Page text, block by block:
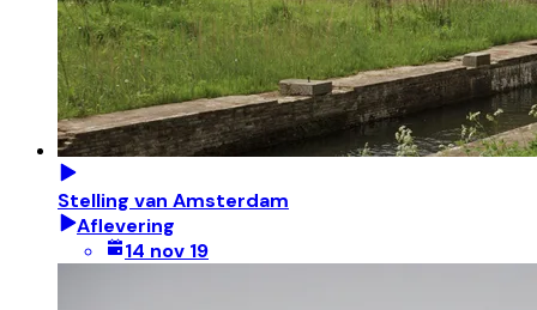
Stelling van Amsterdam
Aflevering
14 nov 19